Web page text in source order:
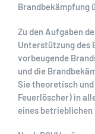
Brandbekämpfung
Zu den Aufgaben
Unterstützung des
vorbeugende
und die
Sie theoretisch
Feuerlöscher) in
eines betrieblichen